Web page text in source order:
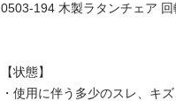
0503-194 木製ラタンチェア 回
【状態】
・使用に伴う多少のスレ、キ